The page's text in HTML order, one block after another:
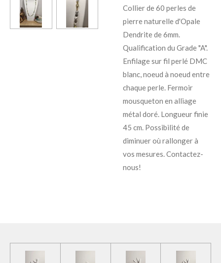
Collier de 60 perles de
pierre naturelle d'Opale
Dendrite de 6mm.
Qualification du Grade "A".
Enfilage sur fil perlé DMC
blanc, noeud à noeud entre
chaque perle. Fermoir
mousqueton en alliage
métal doré. Longueur finie
45 cm. Possibilité de
diminuer où rallonger à
vos mesures. Contactez-
nous!